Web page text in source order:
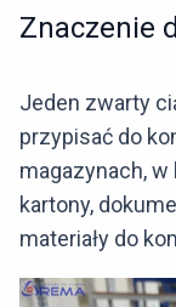
Znaczenie
Jeden zwarty
przypisać do
magazynach, w
kartony,
materiały do